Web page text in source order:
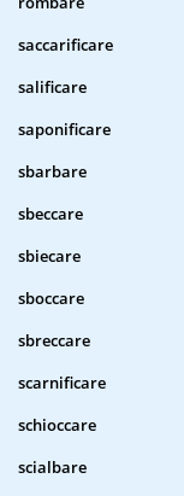
saccarificare
salificare
saponificare
sbarbare
sbeccare
sbiecare
sboccare
sbreccare
scarnificare
schioccare
scialbare